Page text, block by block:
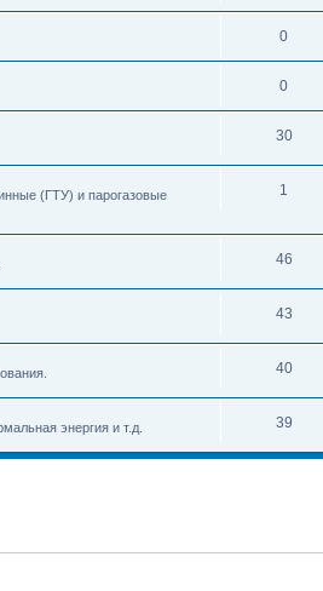
0
0
30
(ГТУ) и парогазовые
1
46
43
40
энергия и т.д.
39